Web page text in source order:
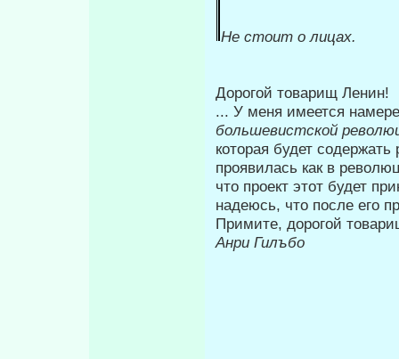
Не стоит о лицах.
Дорогой товарищ Ленин!
... У меня имеется
большевистской
ко­торая будет
проявилась как в
что проект этот бу­дет
надеюсь, что после его
Примите, дорогой
Анри Гилъбо